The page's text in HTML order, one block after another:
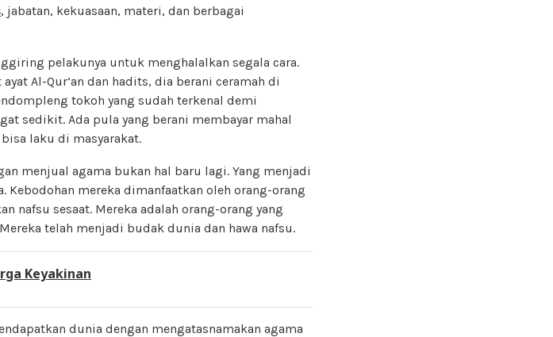
, jabatan, kekuasaan, materi, dan berbagai
pelakunya untuk menghalalkan segala cara.
Al-Qur’an dan hadits, dia berani ceramah di
tokoh yang sudah terkenal demi
sedikit. Ada pula yang berani membayar mahal
laku di masyarakat.
menjual agama bukan hal baru lagi. Yang menjadi
mereka dimanfaatkan oleh orang-orang
nafsu sesaat. Mereka adalah orang-orang yang
telah menjadi budak dunia dan hawa nafsu.
Keyakinan
dunia dengan mengatasnamakan agama